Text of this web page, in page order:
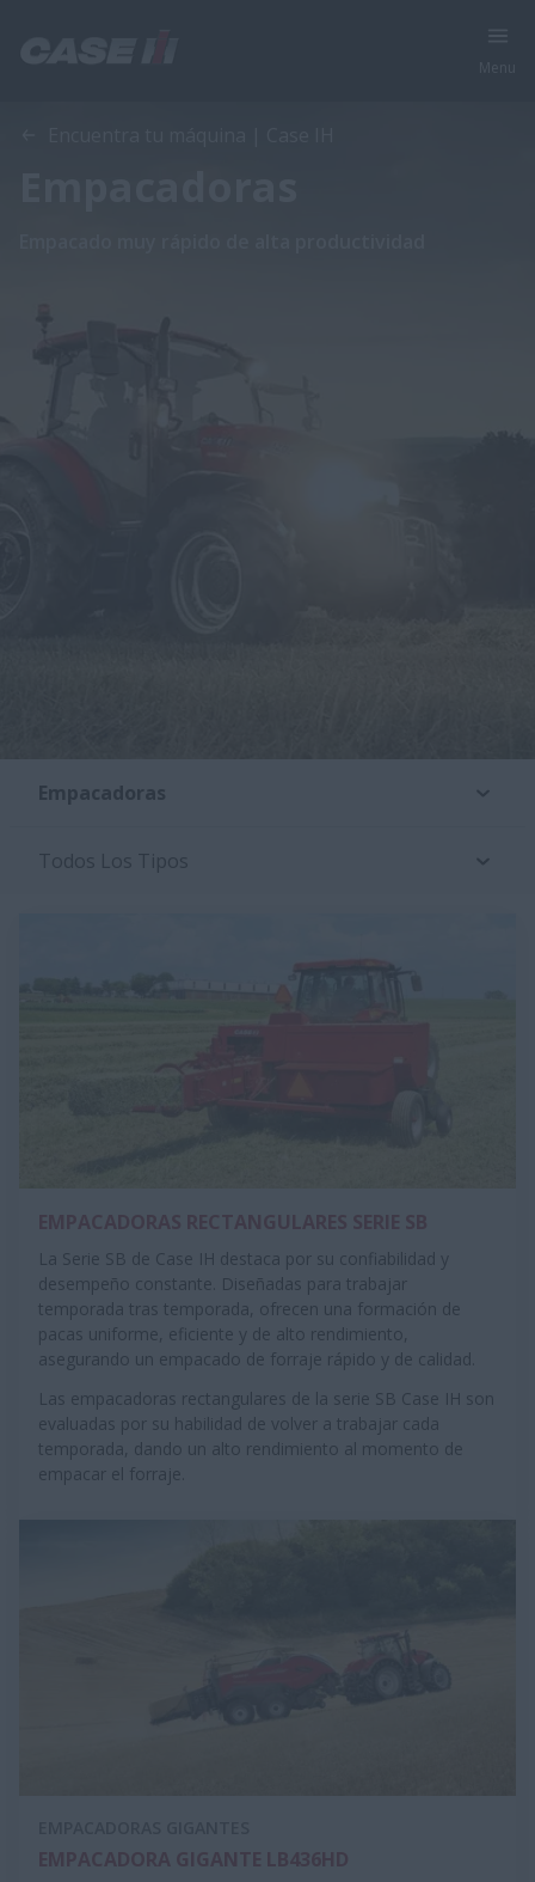
Empacadoras
Todos Los Tipos
La Serie SB de Case IH destaca por su confiabilidad y
desempeño constante. Diseñadas para trabajar
temporada tras temporada, ofrecen una formación de
pacas uniforme, eficiente y de alto rendimiento,
asegurando un empacado de forraje rápido y de calidad.
Las empacadoras rectangulares de la serie SB Case IH son
evaluadas por su habilidad de volver a trabajar cada
temporada, dando un alto rendimiento al momento de
empacar el forraje.